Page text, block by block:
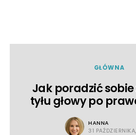
GŁÓWNA
Jak poradzić sobie
tyłu głowy po
HANNA
31